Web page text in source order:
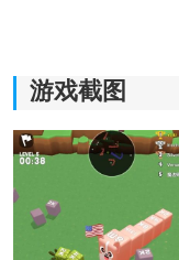
游戏截图